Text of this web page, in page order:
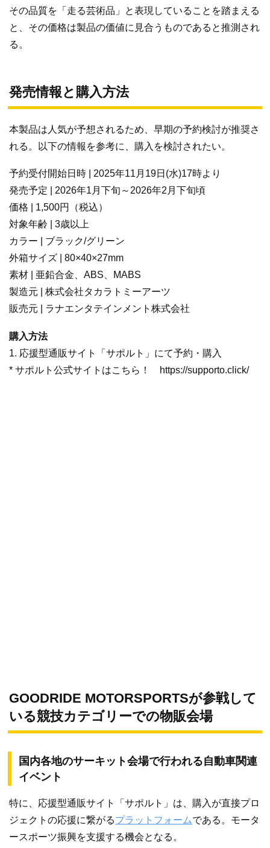
その品質を「走る芸術品」と表現していることを踏まえる
と、その価格は製品の価値に見合うものであると推測され
る。
発売情報と購入方法
本製品は人気が予想されるため、早期の予約検討が推奨さ
れる。以下の情報を参考に、購入を検討されたい。
予約受付開始日時 | 2025年11月19日(水)17時より
発売予定 | 2026年1月下旬～2026年2月下旬頃
価格 | 1,500円（税込）
対象年齢 | 3歳以上
カラー | ブラック/グリーン
外箱サイズ | 80×40×27mm
素材 | 亜鉛合金、ABS、MABS
製造元 | 株式会社タカラトミーアーツ
販売元 | ラナエンタテインメント株式会社
購入方法
1. 応援型通販サイト「サポルト」にて予約・購入
* サポルト公式サイトはこちら！ https://supporto.click/
GOODRIDE MOTORSPORTSが参戦して
いる競技カテゴリーでの物販会場
国内各地のサーキット会場で行われる自動車関連
イベント
特に、応援型通販サイト「サポルト」は、購入が直接プロ
ジェクトの応援に繋がるプラットフォームである。モータ
ースポーツ振興を支援する機会となる。